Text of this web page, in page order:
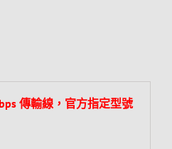
傳輸線，官方指定型號